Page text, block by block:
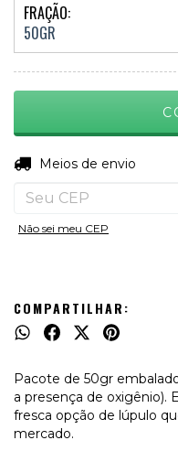
FRAÇÃO:
50GR
Entregas para o CEP:
Meios de envio
Não sei meu CEP
COMPARTILHAR:
Pacote de 50gr
a presença de oxigênio).
fresca opção de lúpulo
mercado.